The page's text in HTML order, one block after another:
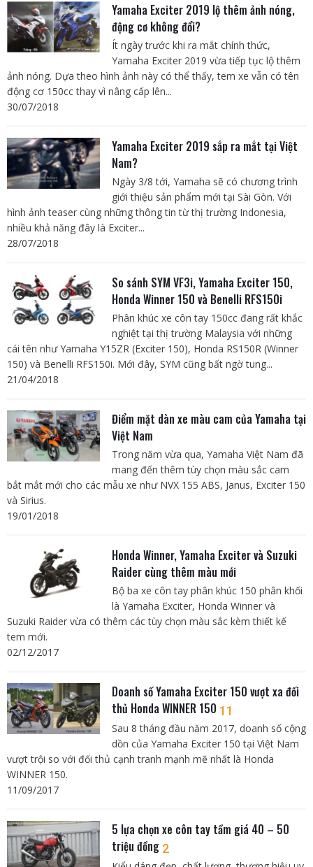
Yamaha Exciter 2019 lộ thêm ảnh nóng,
động cơ không đổi?
Ít ngày trước khi ra mắt chính thức,
Yamaha Exciter 2019 vừa tiếp tục lộ thêm
ảnh nóng. Dựa theo hình ảnh này có thể thấy, tem xe vẫn có tên
động cơ 150cc thay vì nâng cấp lên...
30/07/2018
Yamaha Exciter 2019 sắp ra mắt tại Việt
Nam?
Ngày 3/8 tới, Yamaha sẽ có chương trình
giới thiệu sản phẩm mới tại Sài Gòn. Với
hình ảnh teaser cùng những thông tin từ thị trường Indonesia,
nhiều khả năng đây là Exciter...
28/07/2018
So sánh SYM VF3i, Yamaha Exciter 150,
Honda Winner 150 và Benelli RFS150i
Phân khúc xe côn tay 150cc đang rất khắc
nghiệt tại thị trường Malaysia với những
cái tên như Yamaha Y15ZR (Exciter 150), Honda RS150R (Winner
150) và Benelli RFS150i. Mới đây, SYM cũng bất ngờ tung...
21/04/2018
Điểm mặt dàn xe màu cam của Yamaha tại
Việt Nam
Trong năm vừa qua, Yamaha Việt Nam đã
mang đến thêm tùy chọn màu sắc cam
bắt mắt mới cho các mẫu xe như NVX 155 ABS, Janus, Exciter 150
và Sirius.
19/01/2018
Honda Winner, Yamaha Exciter và Suzuki
Raider cùng thêm màu mới
Bộ ba xe côn tay phân khúc 150 phân khối
là Yamaha Exciter, Honda Winner và
Suzuki Raider vừa có thêm các tùy chọn màu sắc kèm thiết kế
tem mới.
02/12/2017
Doanh số Yamaha Exciter 150 vượt xa đối
thủ Honda WINNER 150 11
Sau 8 tháng đầu năm 2017, doanh số cộng
dồn của Yamaha Exciter 150 tại Việt Nam
vượt trội so với đối thủ cạnh tranh mạnh mẽ nhất là Honda
WINNER 150.
11/09/2017
5 lựa chọn xe côn tay tầm giá 40 – 50
triệu đồng 2